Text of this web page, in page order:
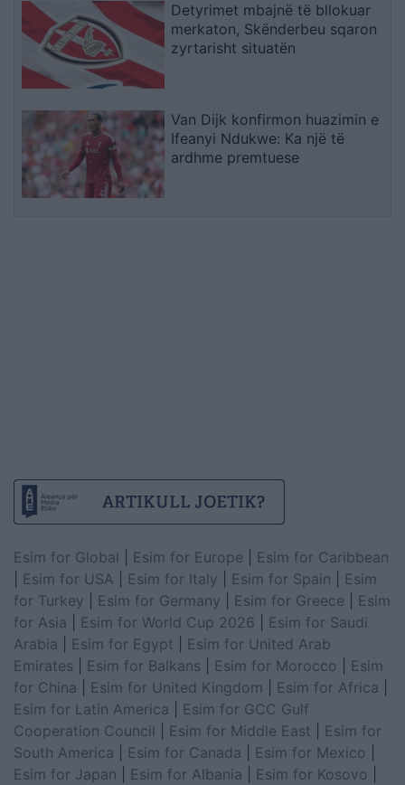
Detyrimet mbajnë të bllokuar
merkaton, Skënderbeu sqaron
zyrtarisht situatën
Van Dijk konfirmon huazimin e
Ifeanyi Ndukwe: Ka një të
ardhme premtuese
Esim for Global Esim for Europe
Esim for Caribbean
Esim for USA Esim for Italy Esim for Spain
Esim
for Turkey
Esim for Germany Esim for Greece
Esim
for Asia
Esim for World Cup 2026
Esim for Saudi
Arabia
Esim for Egypt
Esim for United Arab
Emirates
Esim for Balkans Esim for Morocco
Esim
for China
Esim for United Kingdom Esim for Africa
Esim for Latin America
Esim for GCC Gulf
Cooperation Council
Esim for Middle East
Esim for
South America
Esim for Canada Esim for Mexico
Esim for Japan
Esim for Albania Esim for Kosovo